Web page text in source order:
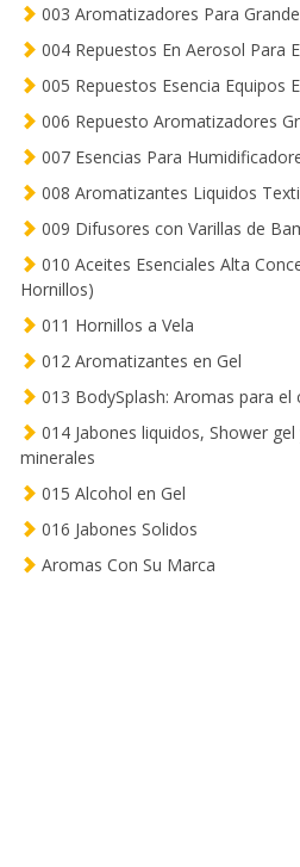
003 Aromatizadores Para
004 Repuestos En Aerosol Para
005 Repuestos Esencia Equipos
006 Repuesto Aromatizadores
007 Esencias Para
008 Aromatizantes Liquidos
009 Difusores con Varillas de
010 Aceites Esenciales Alta
Hornillos)
011 Hornillos a Vela
012 Aromatizantes en Gel
013 BodySplash: Aromas para el
014 Jabones liquidos, Shower gel
minerales
015 Alcohol en Gel
016 Jabones Solidos
Aromas Con Su Marca